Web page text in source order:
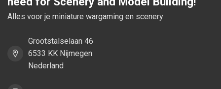
Alles voor je miniature wargaming en scenery
Grootstalselaan 46
6533 KK Nijmegen
Nederland